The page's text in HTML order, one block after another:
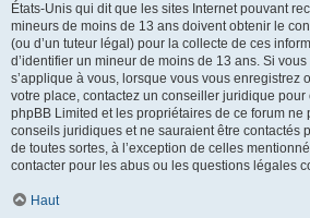
États-Unis qui dit que les sites Internet pouvant
mineurs de moins de 13 ans doivent obtenir le
(ou d’un tuteur légal) pour la collecte de ces
d’identifier un mineur de moins de 13 ans. Si
s’applique à vous, lorsque vous vous enregistrez
votre place, contactez un conseiller juridique
phpBB Limited et les propriétaires de ce forum ne
conseils juridiques et ne sauraient être contactés
de toutes sortes, à l’exception de celles
contacter pour les abus ou les questions légales
Haut